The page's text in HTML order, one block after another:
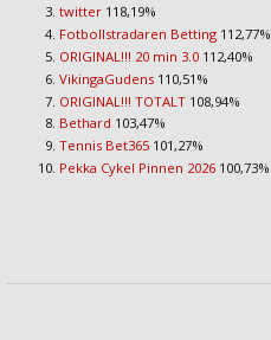
twitter 118,19%
Fotbollstradaren Betting 112,77%
ORIGINAL!!! 20 min 3.0 112,40%
VikingaGudens 110,51%
ORIGINAL!!! TOTALT 108,94%
Bethard 103,47%
Tennis Bet365 101,27%
Pekka Cykel Pinnen 2026 100,73%